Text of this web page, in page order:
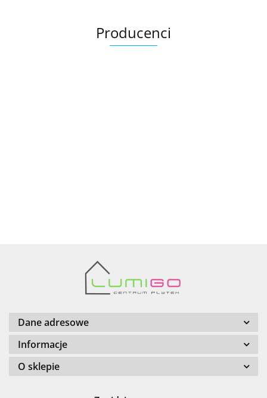
Producenci
Barwolf
Dane adresowe
Informacje
O sklepie